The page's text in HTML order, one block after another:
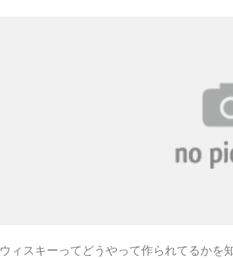
ウィスキーってどうやって作られてるかを